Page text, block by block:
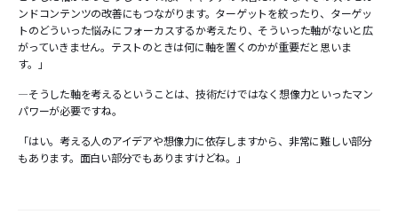
ンドコンテンツの改善にもつながります。ターゲットを絞ったり、ターゲッ
トのどういった悩みにフォーカスするか考えたり、そういった軸がないと広
がっていきません。テストのときは何に軸を置くのかが重要だと思いま
す。」
―そうした軸を考えるということは、技術だけではなく想像力といったマン
パワーが必要ですね。
「はい。考える人のアイデアや想像力に依存しますから、非常に難しい部分
もあります。面白い部分でもありますけどね。」